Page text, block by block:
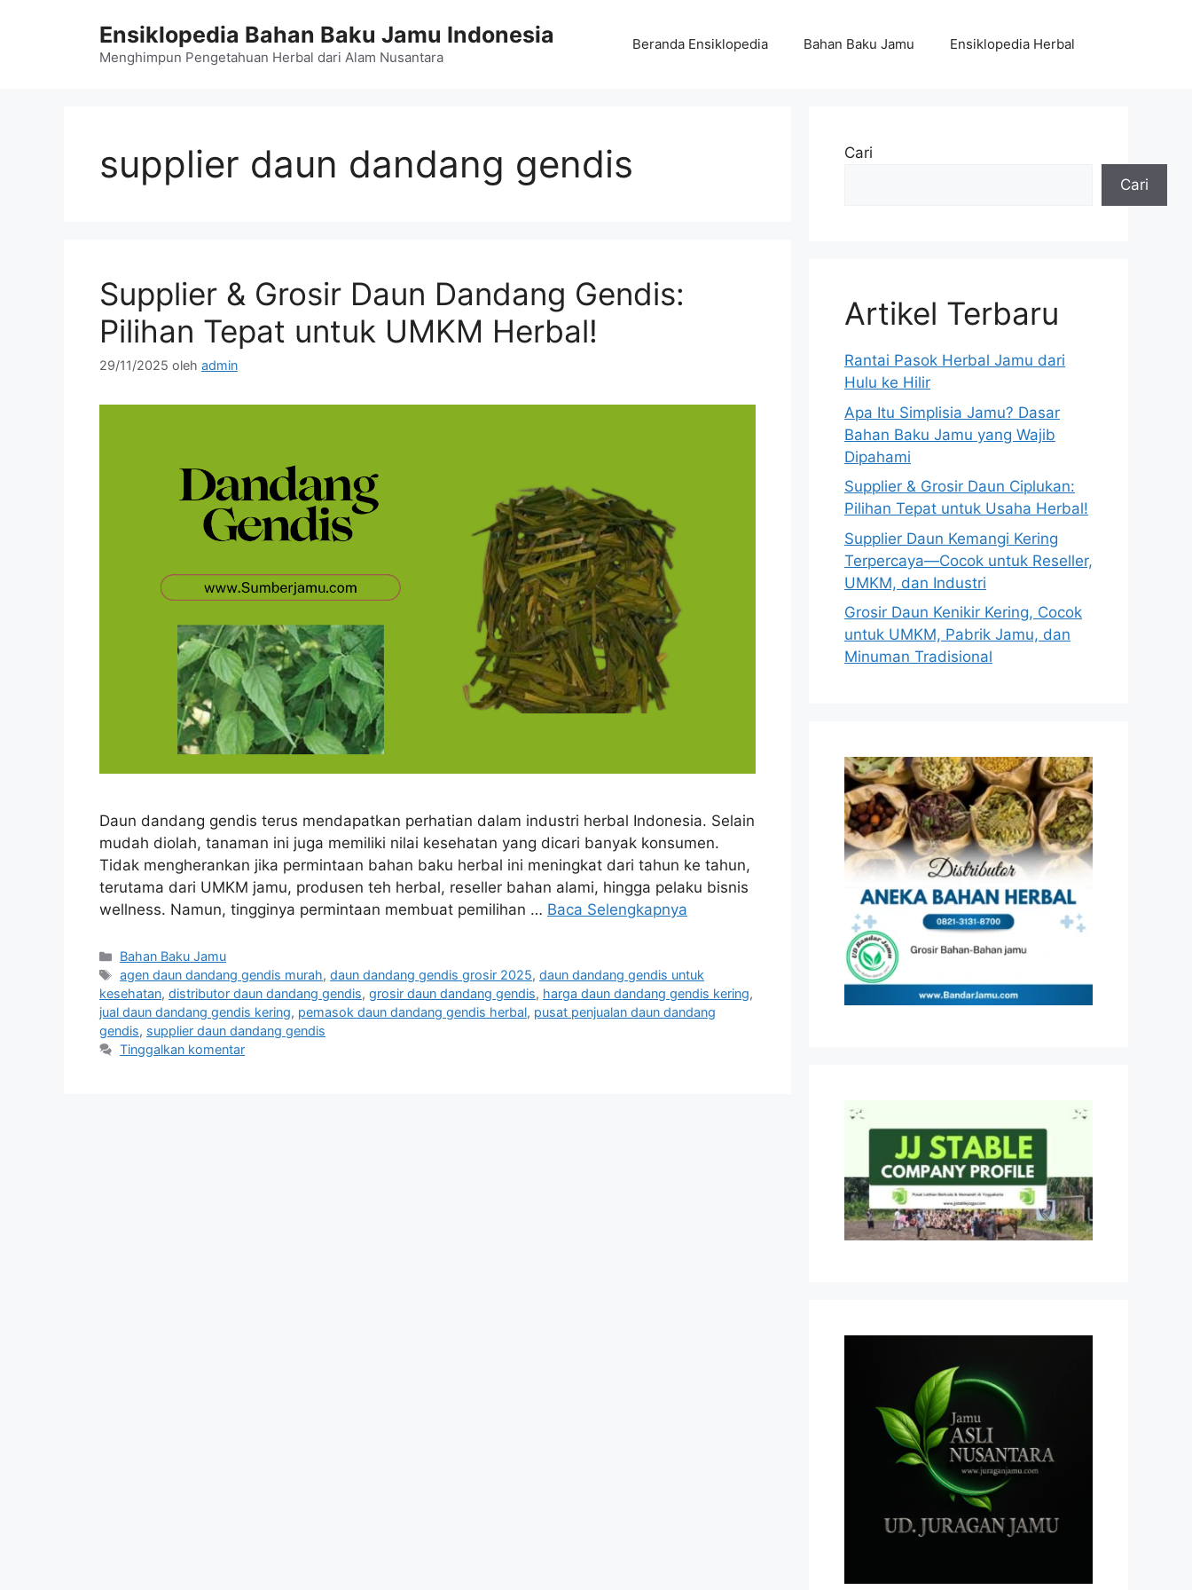
Ensiklopedia Bahan Baku Jamu Indonesia
Menghimpun Pengetahuan Herbal dari Alam Nusantara
Beranda Ensiklopedia Bahan Baku Jamu Ensiklopedia Herbal
supplier daun dandang gendis
Supplier & Grosir Daun Dandang Gendis:
Pilihan Tepat untuk UMKM Herbal!
29/11/2025 oleh admin
Daun dandang gendis terus mendapatkan perhatian dalam industri herbal Indonesia. Selain
mudah diolah, tanaman ini juga memiliki nilai kesehatan yang dicari banyak konsumen.
Tidak mengherankan jika permintaan bahan baku herbal ini meningkat dari tahun ke tahun,
terutama dari UMKM jamu, produsen teh herbal, reseller bahan alami, hingga pelaku bisnis
wellness. Namun, tingginya permintaan membuat pemilihan … Baca Selengkapnya
Kategori
Bahan Baku Jamu
Tag
agen daun dandang gendis murah,daun dandang gendis grosir 2025,daun dandang gendis untuk
kesehatan, distributor daun dandang gendis, grosir daun dandang gendis, harga daun dandang gendis kering,
jual daun dandang gendis kering, pemasok daun dandang gendis herbal, pusat penjualan daun dandang
gendis, supplier daun dandang gendis
Tinggalkan komentar
Cari
Cari
Artikel Terbaru
Rantai Pasok Herbal Jamu dari
Hulu ke Hilir
Apa Itu Simplisia Jamu? Dasar
Bahan Baku Jamu yang Wajib
Dipahami
Supplier & Grosir Daun Ciplukan:
Pilihan Tepat untuk Usaha Herbal!
Supplier Daun Kemangi Kering
Terpercaya—Cocok untuk Reseller,
UMKM, dan Industri
Grosir Daun Kenikir Kering, Cocok
untuk UMKM, Pabrik Jamu, dan
Minuman Tradisional